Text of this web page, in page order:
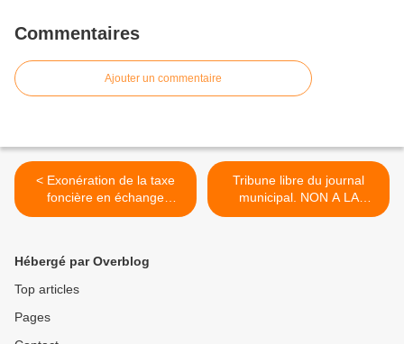
Commentaires
Ajouter un commentaire
< Exonération de la taxe
foncière en échange
d'actions ?
Tribune libre du journal
municipal. NON A LA
FERMETURE DE DEUX
Hébergé par Overblog
Top articles
Pages